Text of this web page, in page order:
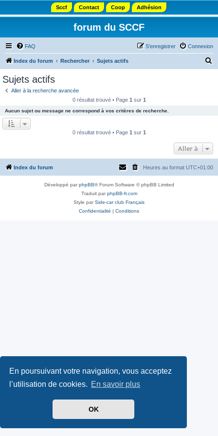
En poursuivant votre navigation, vous acceptez
l’utilisation de cookies. En savoir plus
OK
Sccf Contact Coop Adhésion
forum du SCCF
FAQ Connexion
S’enregistrer
Index du forum Rechercher Sujets actifs
e
r
Sujets actifs
Aller à la recherche avancée
0 résultat trouvé • Page 1 sur 1
Aucun sujet ou message ne correspond à vos critères de recherche.
0 résultat trouvé • Page 1 sur 1
Aller à
Index du forum Heures au format UTC+01:00
Développé parphpBB® Forum Software © phpBB Limited
Traduit parphpBB-fr.com
Style parSide-car club Français
Confidentialité | Conditions